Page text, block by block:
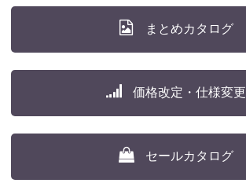
まとめカタログ
価格改定・仕様変更
セールカタログ